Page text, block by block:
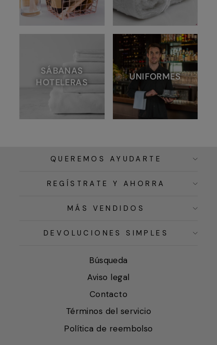
SÁBANAS
HOTELERAS
UNIFORMES
QUEREMOS AYUDARTE
REGÍSTRATE Y AHORRA
MÁS VENDIDOS
DEVOLUCIONES SIMPLES
Búsqueda
Aviso legal
Contacto
Términos del servicio
Política de reembolso